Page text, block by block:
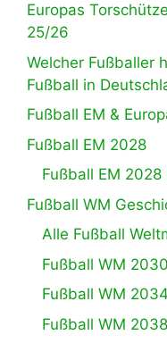
Europas
25/26
Welcher Fußballer
Fußball in
Fußball EM &
Fußball EM 2028
Fußball EM 2028
Fußball WM
Alle Fußball
Fußball WM 2030
Fußball WM 2034
Fußball WM 2038